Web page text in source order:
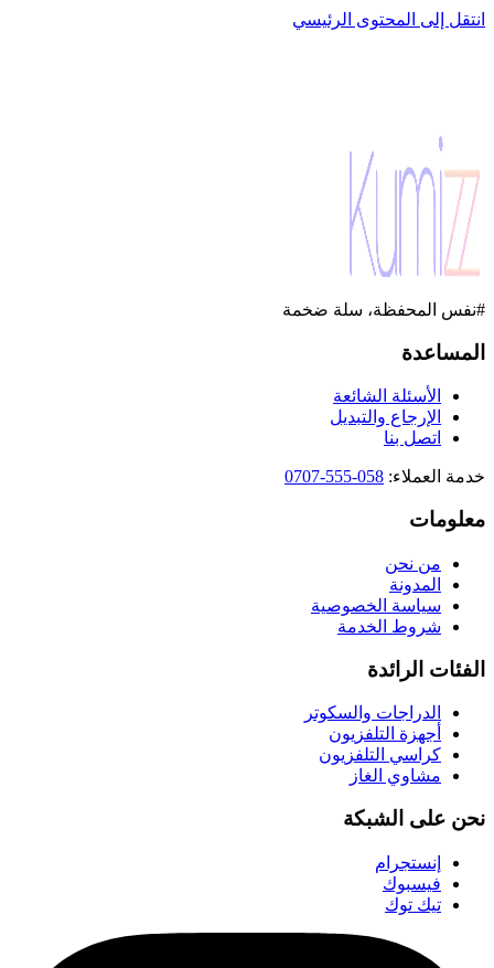
انتقل إلى المحتوى الرئيسي
#نفس المحفظة، سلة ضخمة
المساعدة
الأسئلة الشائعة
الإرجاع والتبديل
اتصل بنا
خدمة العملاء:
058-555-0707
معلومات
من نحن
المدونة
سياسة الخصوصية
شروط الخدمة
الفئات الرائدة
الدراجات والسكوتر
أجهزة التلفزيون
كراسي التلفزيون
مشاوي الغاز
نحن على الشبكة
إنستجرام
فيسبوك
تيك توك